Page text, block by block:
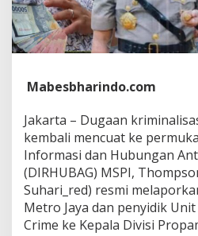
s
u
s
k
p
a
m
,
D
u
g
a
Mabesbharindo.com
Jakarta – Dugaan
kembali mencuat ke
Informasi dan Hubungan
(DIRHUBAG) MSPI,
Suhari_red) resmi
Metro Jaya dan penyidik
Crime ke Kepala Divisi